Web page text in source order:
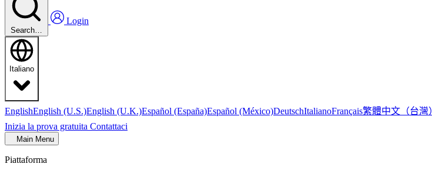
Search…
Login
Italiano
EnglishEnglish (U.S.)English (U.K.)Español (España)Español (México)DeutschItalianoFrançais繁體中文（台灣）
Inizia la prova gratuita Contattaci
Main Menu
Piattaforma